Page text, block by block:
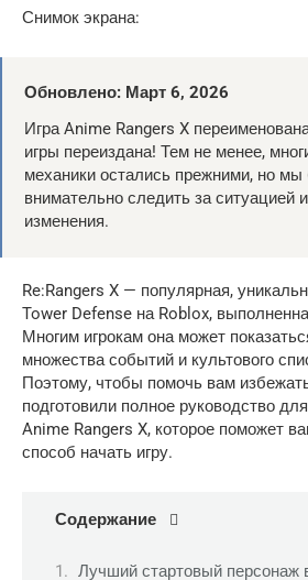
Снимок экрана:
Обновлено: Март 6, 2026
Игра Anime Rangers X
игры переиздана! Тем не менее,
механики остались прежними, но
внимательно следить за ситуацией
изменения.
Re:Rangers X — популярная,
Tower Defense на Roblox,
Многим игрокам она может
множества событий и культового
Поэтому, чтобы помочь вам
подготовили полное руководство
Anime Rangers X, которое поможет
способ начать игру.
Содержание
Лучший стартовый персонаж